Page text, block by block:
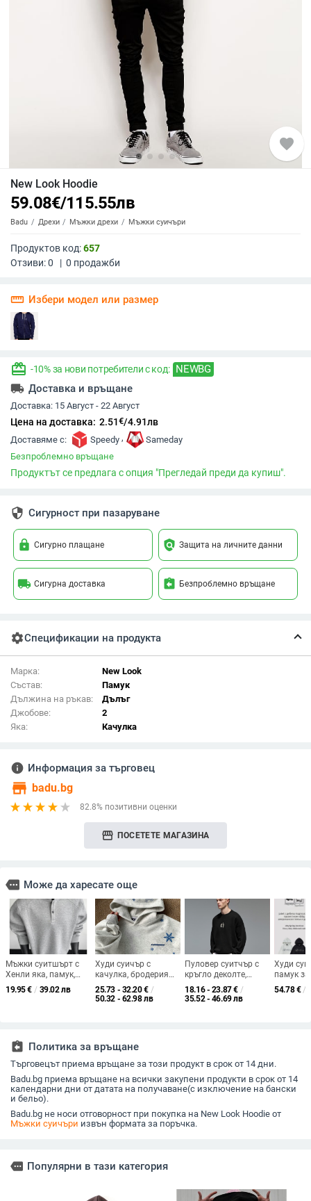
favorite
New Look Hoodie
59.08€/115.55лв
Badu Дрехи Мъжки дрехи Мъжки суичъри
Продуктов код:657
Отзиви:0 | 0 продажби
straighten Избери модел или размер
redeem -10% за нови потребители с код: NEWBG
local_shipping Доставка и връщане
Доставка: 15 Август - 22 Август
Цена на доставка: 2.51€/4.91лв
Доставяме с: Speedy ,
Sameday
Безпроблемно връщане
Продуктът се предлага с опция "Прегледай преди да купиш".
security Сигурност при пазаруване
lock Сигурно плащане policy Защита на личните данни
local_shipping Сигурна доставка assignment_return Безпроблемно връщане
settingsСпецификации на продукта
Марка:
New Look
Състав:
Памук
Дължина на ръкав:
Дълъг
Джобове:
2
Яка:
Качулка
info Информация за търговец
store badu.bg
82.8% позитивни оценки
storefront ПОСЕТЕТЕ МАГАЗИНА
more Може да харесате още
Мъжки суитшърт с
Хенли яка, памук,
есен, тегло 180–250 г
19.95€ / 39.02 лв
Худи суичър с
качулка, бродерия
снежинка-звезда,
свободна кройка,
25.73 - 32.20€ /
50.32 - 62.98 лв
Пуловер суитчър с
кръгло деколте,
принт с буквена
шарка, дълъг ръкав,
18.16 - 23.87€ /
35.52 - 46.69 лв
Худи
памук за
плътен
54.78€ /
assignment_return Политика за връщане
Търговецът приема връщане за този продукт в срок от 14 дни.
Badu.bg приема връщане на всички закупени продукти в срок от 14
календарни дни от датата на получаване(с изключение на бански
и бельо).
Badu.bg не носи отговорност при покупка на New Look Hoodie от
Мъжки суичъри извън формата за поръчка.
more Популярни в тази категория